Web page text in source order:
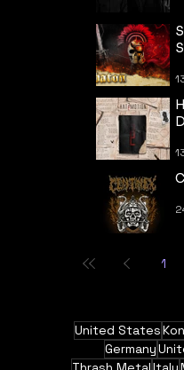
1
United States
Germany